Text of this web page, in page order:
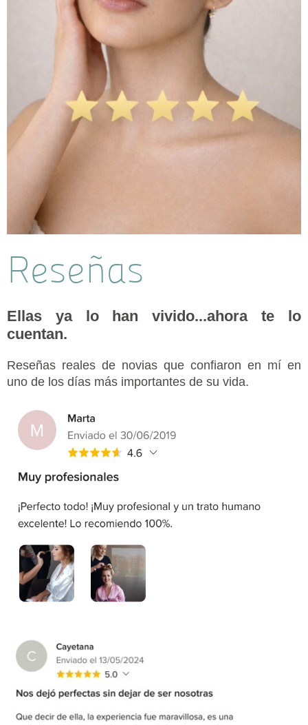
Reseñas
Ellas ya lo han vivido...ahora te lo
cuentan.
Reseñas reales de novias que confiaron en mí en
uno de los días más importantes de su vida.